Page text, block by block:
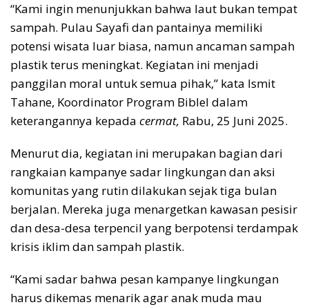
“Kami ingin menunjukkan bahwa laut bukan tempat
sampah. Pulau Sayafi dan pantainya memiliki
potensi wisata luar biasa, namun ancaman sampah
plastik terus meningkat. Kegiatan ini menjadi
panggilan moral untuk semua pihak,” kata Ismit
Tahane, Koordinator Program Biblel dalam
keterangannya kepada cermat, Rabu, 25 Juni 2025.
Menurut dia, kegiatan ini merupakan bagian dari
rangkaian kampanye sadar lingkungan dan aksi
komunitas yang rutin dilakukan sejak tiga bulan
berjalan. Mereka juga menargetkan kawasan pesisir
dan desa-desa terpencil yang berpotensi terdampak
krisis iklim dan sampah plastik.
“Kami sadar bahwa pesan kampanye lingkungan
harus dikemas menarik agar anak muda mau